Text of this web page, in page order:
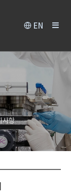
EN
사항